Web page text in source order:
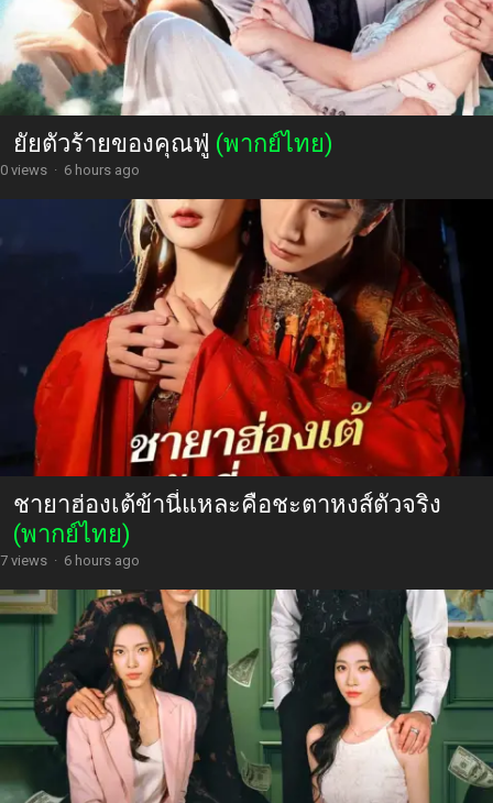
ยัยตัวร้ายของคุณฟู่ (พากย์ไทย)
0 views · 6 hours ago
ชายาฮ่องเต้ข้านี่แหละคือชะตาหงส์ตัวจริง
(พากย์ไทย)
7 views · 6 hours ago